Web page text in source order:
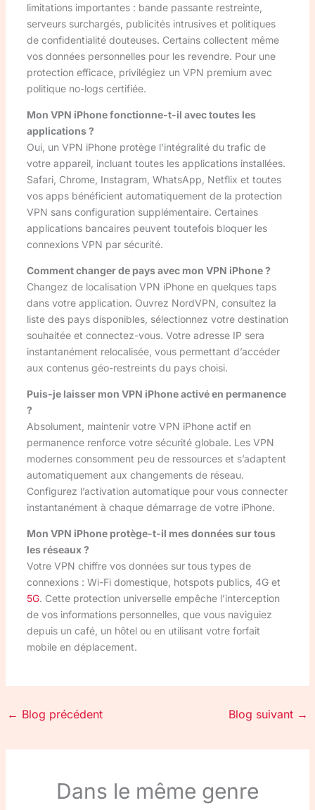
limitations importantes : bande passante restreinte,
serveurs surchargés, publicités intrusives et politiques
de confidentialité douteuses. Certains collectent même
vos données personnelles pour les revendre. Pour une
protection efficace, privilégiez un VPN premium avec
politique no-logs certifiée.
Mon VPN iPhone fonctionne-t-il avec toutes les
applications ?
Oui, un VPN iPhone protège l’intégralité du trafic de
votre appareil, incluant toutes les applications installées.
Safari, Chrome, Instagram, WhatsApp, Netflix et toutes
vos apps bénéficient automatiquement de la protection
VPN sans configuration supplémentaire. Certaines
applications bancaires peuvent toutefois bloquer les
connexions VPN par sécurité.
Comment changer de pays avec mon VPN iPhone ?
Changez de localisation VPN iPhone en quelques taps
dans votre application. Ouvrez NordVPN, consultez la
liste des pays disponibles, sélectionnez votre destination
souhaitée et connectez-vous. Votre adresse IP sera
instantanément relocalisée, vous permettant d’accéder
aux contenus géo-restreints du pays choisi.
Puis-je laisser mon VPN iPhone activé en permanence
?
Absolument, maintenir votre VPN iPhone actif en
permanence renforce votre sécurité globale. Les VPN
modernes consomment peu de ressources et s’adaptent
automatiquement aux changements de réseau.
Configurez l’activation automatique pour vous connecter
instantanément à chaque démarrage de votre iPhone.
Mon VPN iPhone protège-t-il mes données sur tous
les réseaux ?
Votre VPN chiffre vos données sur tous types de
connexions : Wi-Fi domestique, hotspots publics, 4G et
5G. Cette protection universelle empêche l’interception
de vos informations personnelles, que vous naviguiez
depuis un café, un hôtel ou en utilisant votre forfait
mobile en déplacement.
← Blog précédent Blog suivant →
Dans le même genre